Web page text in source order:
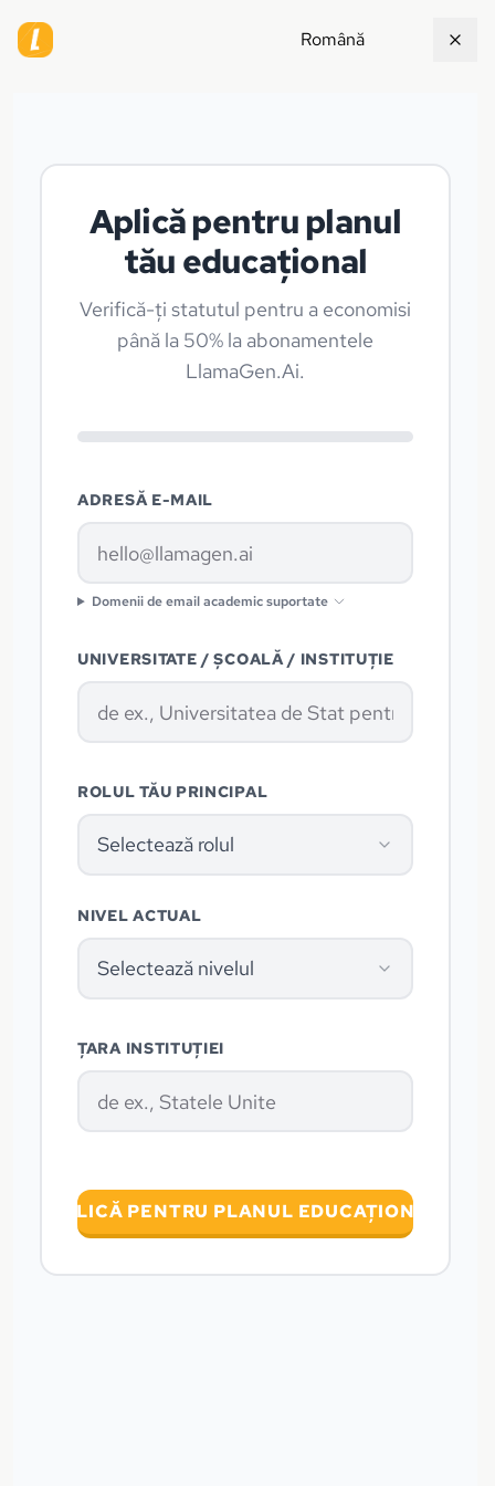
Română
Aplică pentru planul
tău educațional
Verifică-ți statutul pentru a economisi
până la 50% la abonamentele
LlamaGen.Ai.
ADRESĂ E-MAIL
Domenii de email academic suportate
UNIVERSITATE / ȘCOALĂ / INSTITUȚIE
ROLUL TĂU PRINCIPAL
Selectează rolul
NIVEL ACTUAL
Selectează nivelul
ȚARA INSTITUȚIEI
APLICĂ PENTRU PLANUL EDUCAȚIONAL